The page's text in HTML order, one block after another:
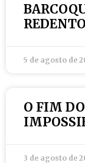
5 de agosto de
O FIM
3 de agosto de